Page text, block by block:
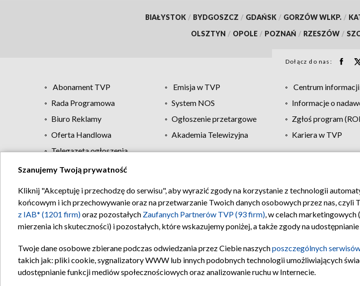
BIAŁYSTOK / BYDGOSZCZ / GDAŃSK / GORZÓW WLKP. /
OLSZTYN / OPOLE / POZNAŃ / RZESZÓW /
Dołącz do nas:
Abonament TVP Emisja w TVP Centrum
Rada Programowa
System NOS Informacje o
Biuro Reklamy
Ogłoszenie przetargowe Zgłoś program
Oferta Handlowa
Akademia Telewizyjna Kariera w TVP
Telegazeta ogłoszenia
Regulamin TVP Polityka prywatności Moje zgody
Szanujemy Twoją prywatność
Kliknij "Akceptuję i przechodzę do serwisu", aby wyrazić zgody na korzystanie z technologii
końcowym i ich przechowywanie oraz na przetwarzanie Twoich danych osobowych przez nas, czyli
z IAB* (1201 firm)oraz pozostałych Zaufanych Partnerów TVP (93 firm), w celach
mierzenia ich skuteczności) i pozostałych, które wskazujemy poniżej, a także zgody na
Twoje dane osobowe zbierane podczas odwiedzania przez Ciebie naszychposzczególnych
takich jak: pliki cookie, sygnalizatory WWW lub innych podobnych technologii umożliwiających
udostępnianie funkcji mediów społecznościowych oraz analizowanie ruchu w Internecie.